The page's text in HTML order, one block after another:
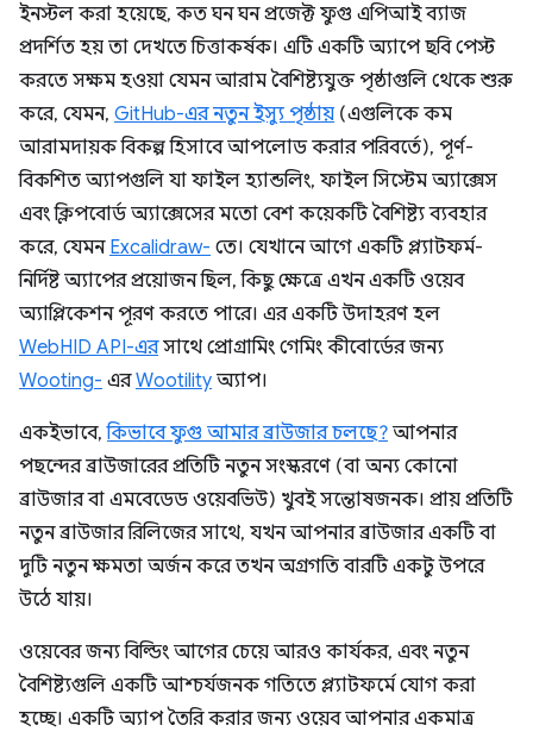
ইনস্টল করা হয়েছে, কত ঘন ঘন প্রজেক্ট ফুগু এপিআই ব্যাজ
প্রদর্শিত হয় তা দেখতে চিত্তাকর্ষক। এটি একটি অ্যাপে ছবি পেস্ট
করতে সক্ষম হওয়া যেমন আরাম বৈশিষ্ট্যযুক্ত পৃষ্ঠাগুলি থেকে শুরু
করে, যেমন, GitHub-এর নতুন ইস্যু পৃষ্ঠায় (এগুলিকে কম
আরামদায়ক বিকল্প হিসাবে আপলোড করার পরিবর্তে), পূর্ণ-
বিকশিত অ্যাপগুলি যা ফাইল হ্যান্ডলিং, ফাইল সিস্টেম অ্যাক্সেস
এবং ক্লিপবোর্ড অ্যাক্সেসের মতো বেশ কয়েকটি বৈশিষ্ট্য ব্যবহার
করে, যেমন Excalidraw- তে। যেখানে আগে একটি প্ল্যাটফর্ম-
নির্দিষ্ট অ্যাপের প্রয়োজন ছিল, কিছু ক্ষেত্রে এখন একটি ওয়েব
অ্যাপ্লিকেশন পূরণ করতে পারে। এর একটি উদাহরণ হল
WebHID API-এরসাথে প্রোগ্রামিং গেমিং কীবোর্ডের জন্য
Wooting- এরWootility অ্যাপ।
একইভাবে,কিভাবে ফুগু আমার ব্রাউজার চলছে? আপনার
পছন্দের ব্রাউজারের প্রতিটি নতুন সংস্করণে (বা অন্য কোনো
ব্রাউজার বা এমবেডেড ওয়েবভিউ) খুবই সন্তোষজনক। প্রায় প্রতিটি
নতুন ব্রাউজার রিলিজের সাথে, যখন আপনার ব্রাউজার একটি বা
দুটি নতুন ক্ষমতা অর্জন করে তখন অগ্রগতি বারটি একটু উপরে
উঠে যায়।
ওয়েবের জন্য বিল্ডিং আগের চেয়ে আরও কার্যকর, এবং নতুন
বৈশিষ্ট্যগুলি একটি আশ্চর্যজনক গতিতে প্ল্যাটফর্মে যোগ করা
হচ্ছে। একটি অ্যাপ তৈরি করার জন্য ওয়েব আপনার একমাত্র